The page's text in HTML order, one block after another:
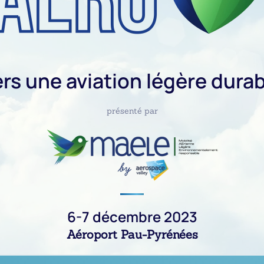
une aviation légère
présenté par
6-7 décembre 2023
Aéroport Pau-Pyrénées